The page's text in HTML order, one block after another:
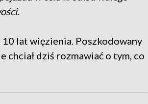
lat więzienia. Poszkodowany
chciał dziś rozmawiać o tym, co